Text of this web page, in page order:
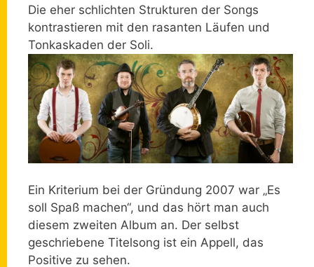
Die eher schlichten Strukturen der Songs
kontrastieren mit den rasanten Läufen und
Tonkaskaden der Soli.
Ein Kriterium bei der Gründung 2007 war „Es
soll Spaß machen“, und das hört man auch
diesem zweiten Album an. Der selbst
geschriebene Titelsong ist ein Appell, das
Positive zu sehen.